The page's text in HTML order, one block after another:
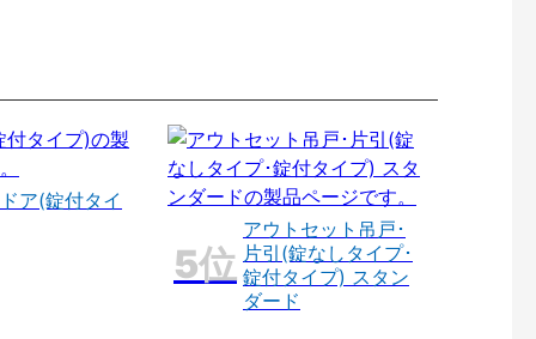
ア(錠付タイ
アウトセット吊戸･
片引(錠なしタイプ･
錠付タイプ) スタン
ダード